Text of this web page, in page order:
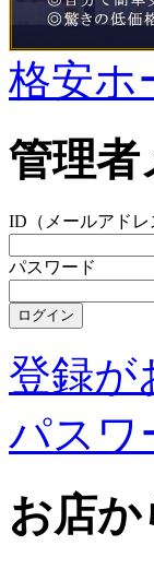
格安ホ
管理者
ID（メールアドレ
パスワード
登録が
パスワ
お店